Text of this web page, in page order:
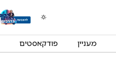
מעניין פודקאסטים